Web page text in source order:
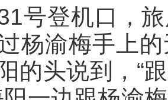
登机口，旅
杨渝梅手上
的头说到，“